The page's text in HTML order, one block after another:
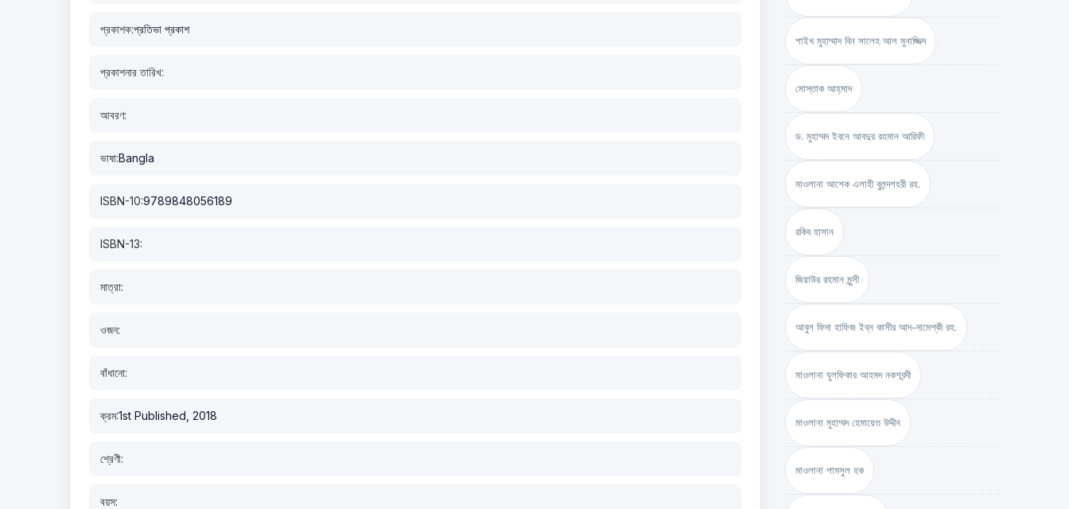
প্রকাশক:প্রতিভা প্রকাশ
প্রকাশনার তারিখ:
আবরণ:
ভাষা:Bangla
ISBN-10:9789848056189
ISBN-13:
মাত্রা:
ওজন:
বাঁধানো:
ক্রম:1st Published, 2018
শ্রেণী:
বয়স:
শাইখ মুহাম্মাদ বিন সালেহ আল মুনাজ্জিদ
মোস্তাক আহ্‌মাদ
ড. মুহাম্মদ ইবনে আবদুর রহমান আরিফী
মাওলানা আশেক এলাহী বুলন্দশহরী রহ.
রকিব হাসান
জিয়াউর রহমান মুন্সী
আবুল ফিদা হাফিজ ইব্‌ন কাসীর আদ-দামেশ্‌কী রহ.
মাওলানা যুলফিকার আহমদ নকশবন্দী
মাওলানা মুহাম্মদ হেমায়েত উদ্দীন
মাওলানা শামসুল হক